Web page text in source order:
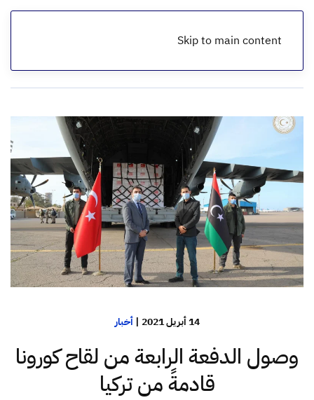
Skip to main content
الرئيسية
14 أبريل 2021 |أخبار
وصول الدفعة الرابعة من لقاح كورونا
قادمةً من تركيا